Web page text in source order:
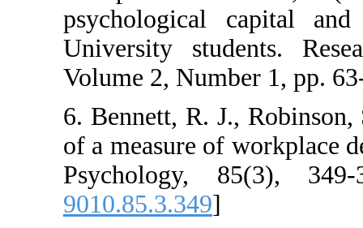
psychological
University
Volume 2,
6. Bennett, R.
of a measure of
Psychology,
9010.85.3.349